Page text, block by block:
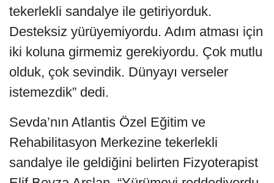
tekerlekli sandalye ile getiriyorduk.
Desteksiz yürüyemiyordu. Adım atması için
iki koluna girmemiz gerekiyordu. Çok mutlu
olduk, çok sevindik. Dünyayı verseler
istemezdik” dedi.
Sevda’nın Atlantis Özel Eğitim ve
Rehabilitasyon Merkezine tekerlekli
sandalye ile geldiğini belirten Fizyoterapist